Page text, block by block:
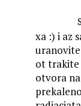
xa :) i az
ot trakite
otvora